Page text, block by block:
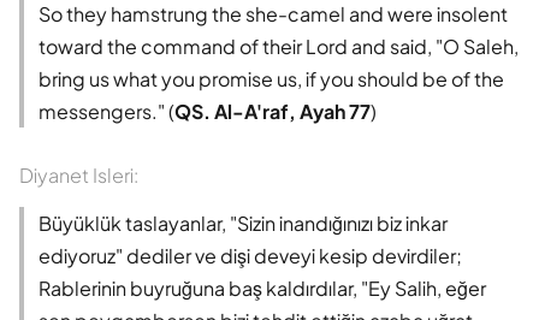
So they hamstrung the she-camel and were insolent
toward the command of their Lord and said, "O Saleh,
bring us what you promise us, if you should be of the
messengers." (QS. Al-A'raf, Ayah 77)
Diyanet Isleri:
Büyüklük taslayanlar, "Sizin inandığınızı biz inkar
ediyoruz" dediler ve dişi deveyi kesip devirdiler;
Rablerinin buyruğuna baş kaldırdılar, "Ey Salih, eğer